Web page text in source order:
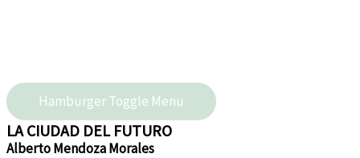
Hamburger Toggle Menu
LA CIUDAD DEL FUTURO
Alberto Mendoza Morales